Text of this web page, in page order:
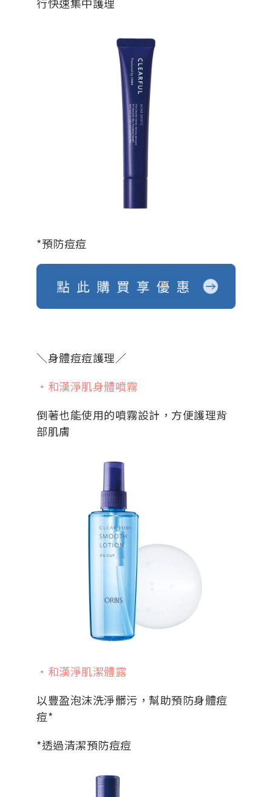
行快速集中護理
*預防痘痘
＼身體痘痘護理／
・和漢淨肌身體噴霧
倒著也能使用的噴霧設計，方便護理背
部肌膚
・和漢淨肌潔體露
以豐盈泡沫洗淨髒污，幫助預防身體痘
痘*
*透過清潔預防痘痘